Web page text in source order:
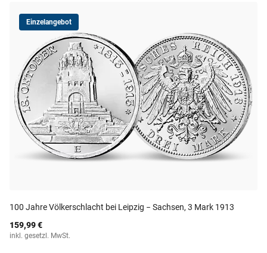
Einzelangebot
100 Jahre Völkerschlacht bei Leipzig − Sachsen, 3 Mark 1913
159,99 €
inkl. gesetzl. MwSt.